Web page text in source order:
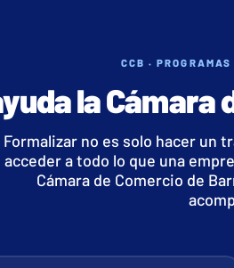
CCB ·
la
Formalizar no es solo hacer un
acceder a todo lo que una
Cámara de Comercio de